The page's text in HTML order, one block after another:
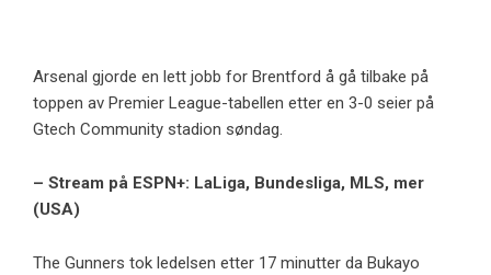
Arsenal gjorde en lett jobb for Brentford å gå tilbake på
toppen av Premier League-tabellen etter en 3-0 seier på
Gtech Community stadion søndag.
– Stream på ESPN+: LaLiga, Bundesliga, MLS, mer
(USA)
The Gunners tok ledelsen etter 17 minutter da Bukayo